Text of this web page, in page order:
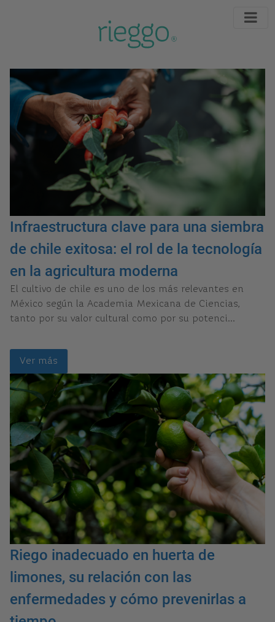
Infraestructura clave para una siembra
de chile exitosa: el rol de la tecnología
en la agricultura moderna
El cultivo de chile es uno de los más relevantes en
México según la Academia Mexicana de Ciencias,
tanto por su valor cultural como por su potenci...
Ver más
Riego inadecuado en huerta de
limones, su relación con las
enfermedades y cómo prevenirlas a